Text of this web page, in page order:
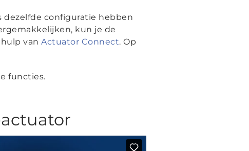
dezelfde configuratie hebben
kun je de
van Actuator Connect. Op
functies.